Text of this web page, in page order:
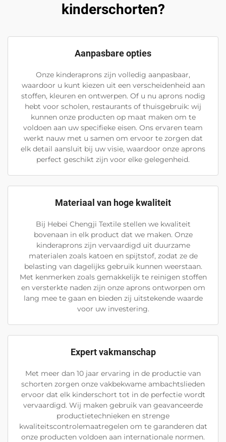
kinderschorten?
Aanpasbare opties
Onze kinderaprons zijn volledig aanpasbaar,
waardoor u kunt kiezen uit een verscheidenheid aan
stoffen, kleuren en ontwerpen. Of u nu aprons nodig
hebt voor scholen, restaurants of thuisgebruik: wij
kunnen onze producten op maat maken om te
voldoen aan uw specifieke eisen. Ons ervaren team
werkt nauw met u samen om ervoor te zorgen dat
elk detail aansluit bij uw visie, waardoor onze aprons
perfect geschikt zijn voor elke gelegenheid.
Materiaal van hoge kwaliteit
Bij Hebei Chengji Textile stellen we kwaliteit
bovenaan in elk product dat we maken. Onze
kinderaprons zijn vervaardigd uit duurzame
materialen zoals katoen en spijtstof, zodat ze de
belasting van dagelijks gebruik kunnen weerstaan.
Met kenmerken zoals gemakkelijk te reinigen stoffen
en versterkte naden zijn onze aprons ontworpen om
lang mee te gaan en bieden zij uitstekende waarde
voor uw investering.
Expert vakmanschap
Met meer dan 10 jaar ervaring in de productie van
schorten zorgen onze vakbekwame ambachtslieden
ervoor dat elk kinderschort tot in de perfectie wordt
vervaardigd. Wij maken gebruik van geavanceerde
productietechnieken en strenge
kwaliteitscontrolemaatregelen om te garanderen dat
onze producten voldoen aan internationale normen.